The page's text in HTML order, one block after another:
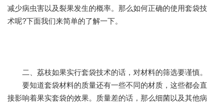
减少病虫害以及裂果发生的概率。那么如何正确的使用套袋技
术呢?下面我们来简单的了解一下。
二、荔枝如果实行套袋技术的话，对材料的筛选要谨慎。
要知道套袋材料的质量还有一些不同的材质，这些都会直
接影响着果实套袋的效果。质量差的话，那么细菌以及其他病